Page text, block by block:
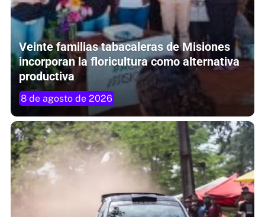
Veinte familias tabacaleras de Misiones
incorporan la floricultura como alternativa
productiva
8 de agosto de 2026